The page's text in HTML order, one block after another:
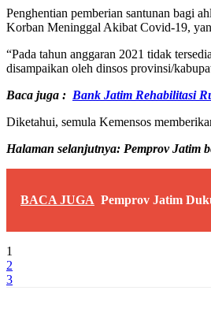
Penghentian pemberian santunan bagi
Korban Meninggal Akibat Covid-19,
“Pada tahun anggaran 2021 tidak
disampaikan oleh dinsos provinsi/
Baca juga : Bank Jatim Rehabilitasi
Diketahui, semula Kemensos
Halaman selanjutnya: Pemprov Jatim
BACA JUGA Pemprov Jatim
1
2
3